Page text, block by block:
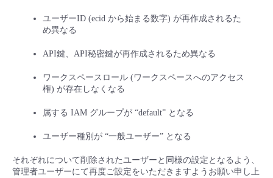
ユーザーID (ecid から始まる数字) が再作成されるた
め異なる
API鍵、API秘密鍵が再作成されるため異なる
ワークスペースロール (ワークスペースへのアクセス
権) が存在しなくなる
属する IAM グループが “default” となる
ユーザー種別が “一般ユーザー” となる
それぞれについて削除されたユーザーと同様の設定となるよう、
管理者ユーザーにて再度ご設定をいただきますようお願い申し上